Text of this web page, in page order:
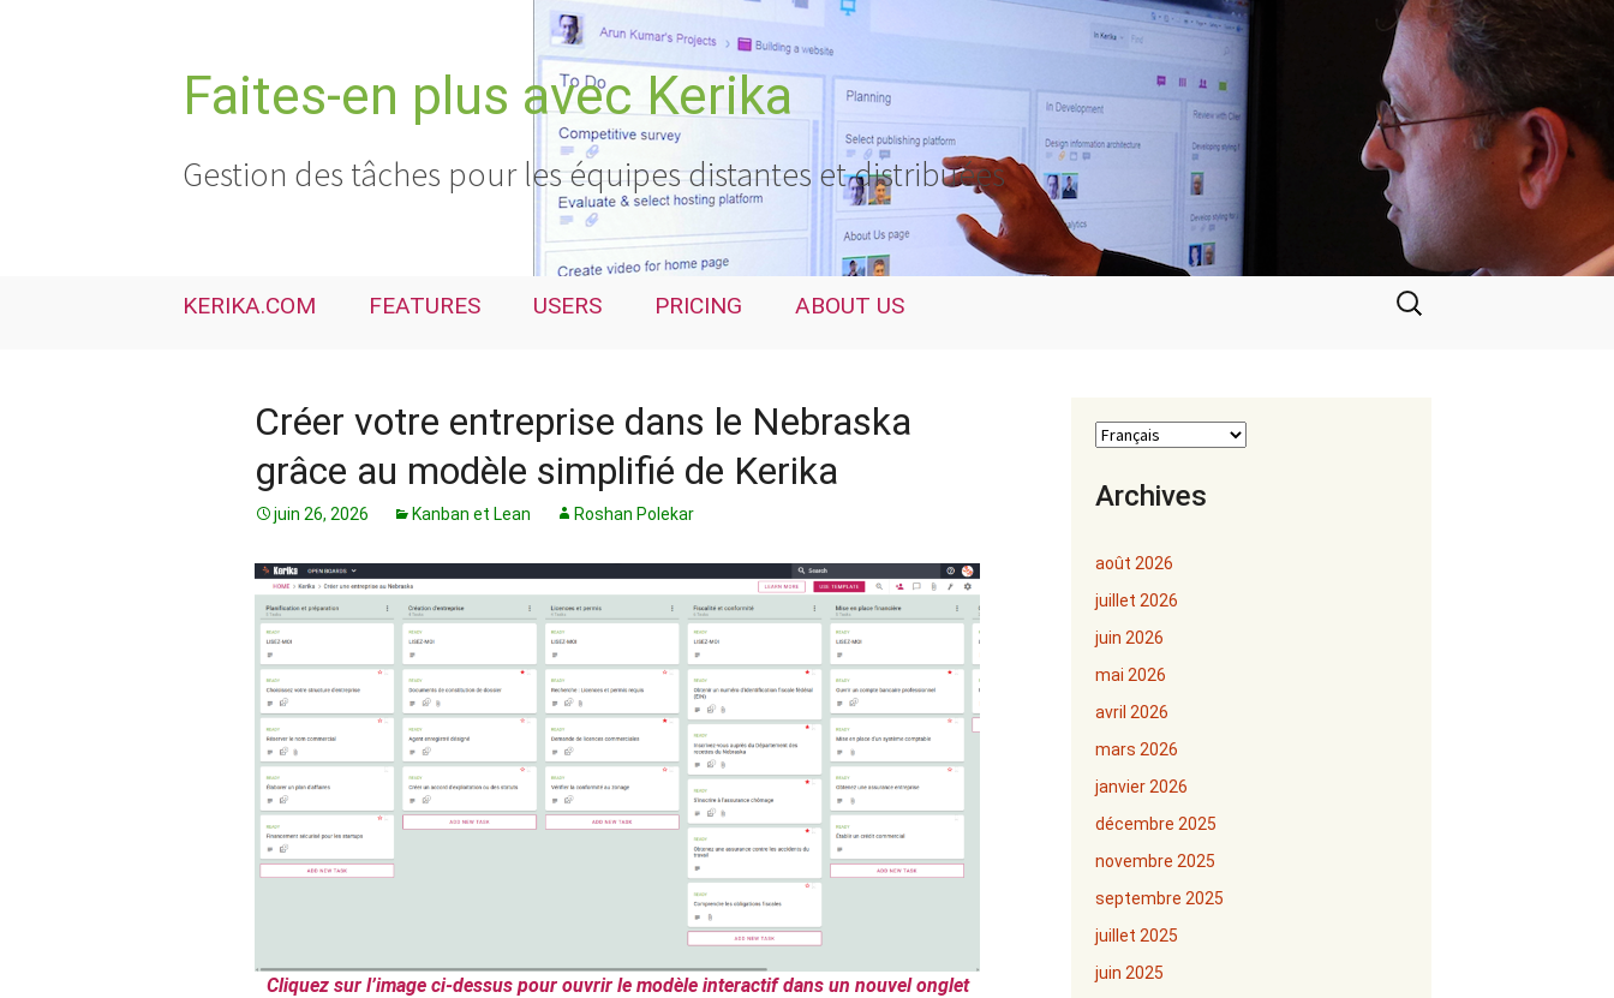
Faites-en plus avec Kerika
Gestion des tâches pour les équipes distantes et distribuées
KERIKA.COM FEATURES USERS PRICING ABOUT US
Rechercher :
Créer votre entreprise dans le Nebraska
grâce au modèle simplifié de Kerika
juin 26, 2026 Kanban et Lean Roshan Polekar
Cliquez sur l’image ci-dessus pour ouvrir le modèle interactif dans un nouvel onglet
Archives
août 2026
juillet 2026
juin 2026
mai 2026
avril 2026
mars 2026
janvier 2026
décembre 2025
novembre 2025
septembre 2025
juillet 2025
juin 2025